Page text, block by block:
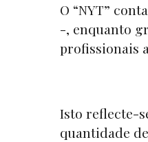
O “NYT”
-, enquanto
profissionais
Isto reflecte-
quantidade